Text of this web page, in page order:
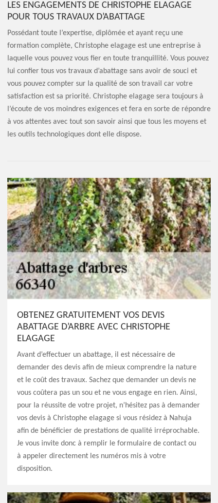
LES ENGAGEMENTS DE CHRISTOPHE ELAGAGE
POUR TOUS TRAVAUX D’ABATTAGE
Possédant toute l’expertise, diplômée et ayant reçu une
formation complète, Christophe elagage est une entreprise à
laquelle vous pouvez vous fier en toute tranquillité. Vous pouvez
lui confier tous vos travaux d’abattage sans avoir de souci et
vous pouvez compter sur la qualité de son travail car votre
satisfaction est sa priorité. Christophe elagage sera toujours à
l’écoute de vos moindres exigences et fera en sorte de répondre
à vos attentes avec tout son savoir ainsi que tous les moyens et
les outils technologiques dont elle dispose.
OBTENEZ GRATUITEMENT VOS DEVIS
ABATTAGE D’ARBRE AVEC CHRISTOPHE
ELAGAGE
Avant d’effectuer un abattage, il est nécessaire de
demander des devis afin de mieux comprendre la nature
et le coût des travaux. Sachez que demander un devis ne
vous coûtera pas un sou et ne vous engage en rien. Ainsi,
pour la réussite de votre projet, n’hésitez pas à demander
vos devis à Christophe elagage si vous résidez à Nahuja
afin de bénéficier de prestations de qualité irréprochable.
Je vous invite donc à remplir le formulaire de contact ou
à appeler directement les numéros mis à votre
disposition.